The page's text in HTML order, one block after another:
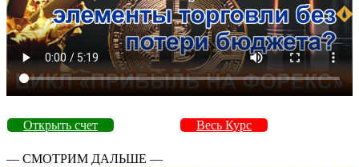
Открыть счет Весь Курс
— СМОТРИМ ДАЛЬШЕ —